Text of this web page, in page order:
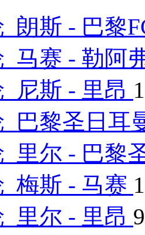
朗斯 - 巴黎
马赛 - 勒阿
尼斯 - 里昂
巴黎圣日耳
里尔 - 巴黎
梅斯 - 马赛
里尔 - 里昂